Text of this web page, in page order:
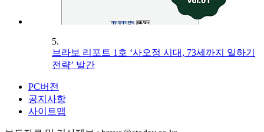
5.
브라보 리포트 1호 ‘사오정 시대, 73세까지 일하기
전략’ 발간
PC버전
공지사항
사이트맵